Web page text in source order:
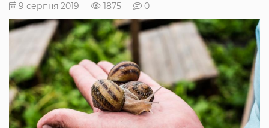
9 серпня 2019 1875 0